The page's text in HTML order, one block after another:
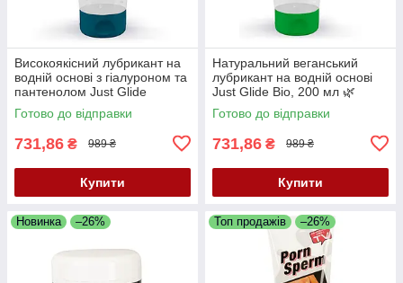
Високоякісний лубрикант на
водній основі з гіалуроном та
пантенолом Just Glide
Premium, 200 мл
Готово до відправки
731,86 ₴ 989 ₴
Купити
Натуральний веганський
лубрикант на водній основі
Just Glide Bio, 200 мл 🌿
Готово до відправки
731,86 ₴ 989 ₴
Купити
Новинка –26% Топ продажів –26%